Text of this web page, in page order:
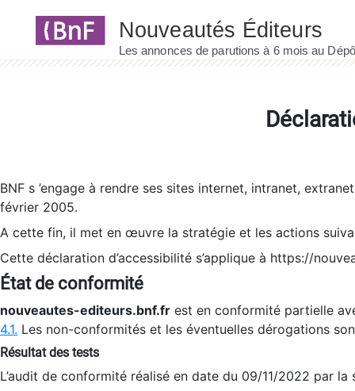
BNF s ’engage à rendre ses sites internet, intranet,
février 2005.
A cette fin, il met en œuvre la stratégie et les actions
Cette déclaration d’accessibilité s’applique à https://
État de conformité
nouveautes-editeurs.bnf.fr est en conformité partielle
4.1. Les non-conformités et les éventuelles dérogations
Résultat des tests
L’audit de conformité réalisé en date du 09/11/2022 par